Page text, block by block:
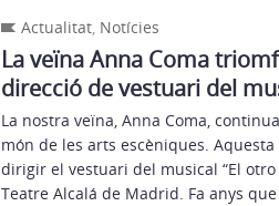
Actualitat, Notícies
La veïna Anna Coma
direcció de vestuari del
La nostra veïna, Anna Coma,
món de les arts escèniques.
dirigir el vestuari del musical “El otro
Teatre Alcalá de Madrid. Fa anys